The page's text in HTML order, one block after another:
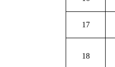
17
18